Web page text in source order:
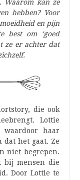
Waarom kan ze
hebben? Voor
en pijn
best om ‘goed
ze er achter dat
die ook
Lottie
waardoor haar
het gaat. Ze
niet begrepen.
bij mensen die
Door Lottie te